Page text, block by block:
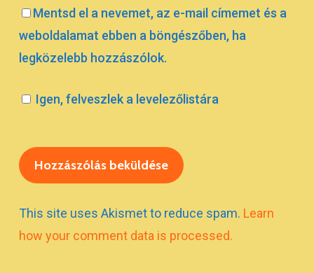
Mentsd el a nevemet, az e-mail címemet és a
weboldalamat ebben a böngészőben, ha
legközelebb hozzászólok.
Igen, felveszlek a levelezőlistára
This site uses Akismet to reduce spam. Learn
how your comment data is processed.